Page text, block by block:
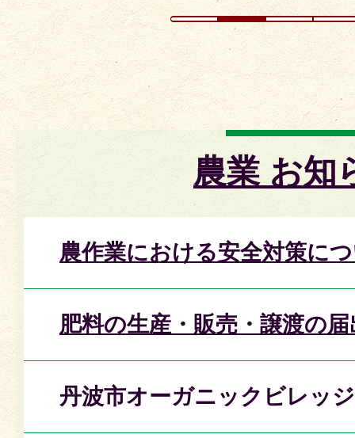
農業 お知
農作業における安全対策に
肥料の生産・販売・譲渡の
丹波市オーガニックビレッ